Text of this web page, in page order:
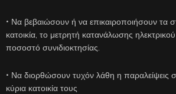
• Να βεβαιώσουν ή να επικαιροποιήσουν τα
κατοικία, το μετρητή κατανάλωσης
ποσοστό συνιδιοκτησίας.
• Να διορθώσουν τυχόν λάθη η παραλείψεις
κύρια κατοικία τους